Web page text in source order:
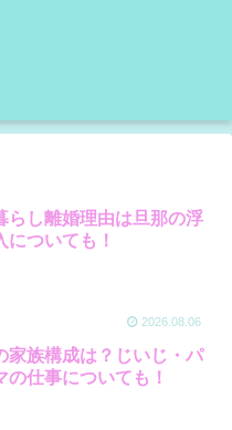
らし離婚理由は旦那の浮
についても！
2026.08.06
家族構成は？じいじ・パ
の仕事についても！